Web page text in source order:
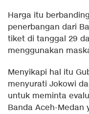
Harga itu
penerbangan dari
tiket di tanggal 29
menggunakan
Menyikapi hal itu
menyurati Jokowi
untuk meminta
Banda Aceh-Medan